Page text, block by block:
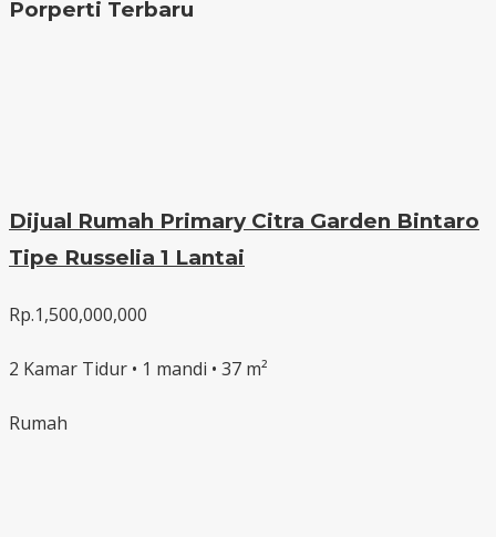
Porperti Terbaru
Dijual Rumah Primary Citra Garden Bintaro
Tipe Russelia 1 Lantai
Rp.1,500,000,000
2 Kamar Tidur • 1 mandi • 37 m²
Rumah